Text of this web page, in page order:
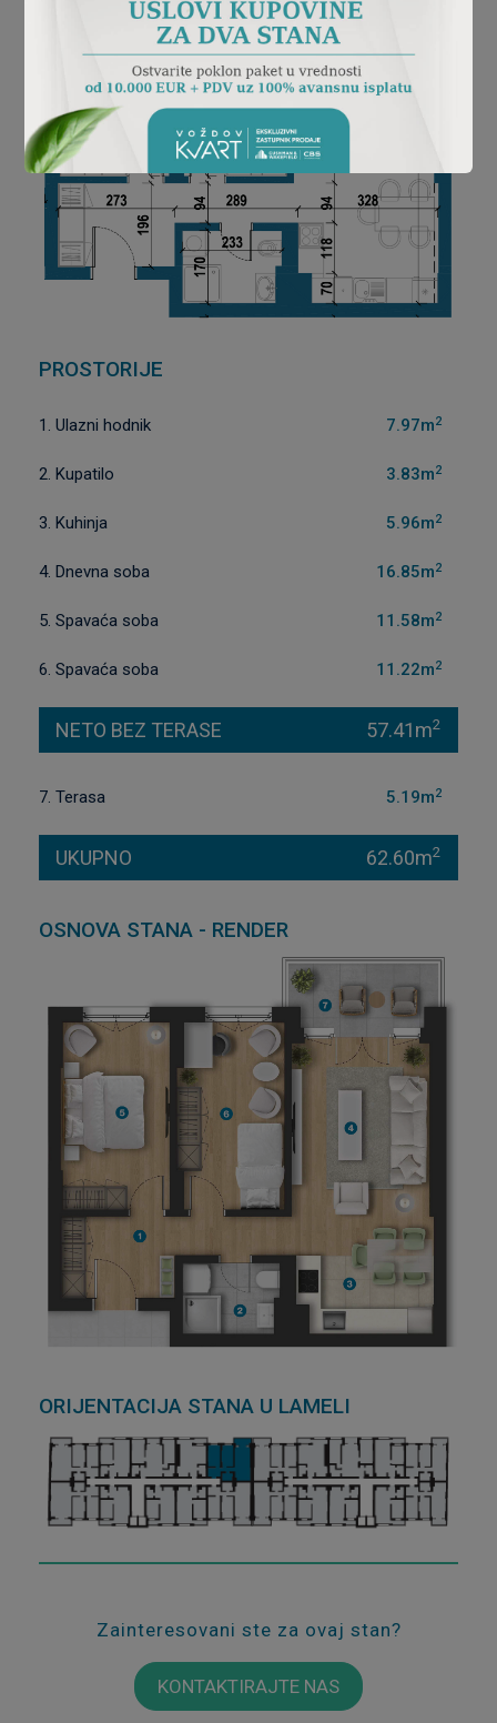
PROSTORIJE
1. Ulazni hodnik 7.97m2
2. Kupatilo 3.83m2
3. Kuhinja 5.96m2
4. Dnevna soba 16.85m2
5. Spavaća soba 11.58m2
6. Spavaća soba 11.22m2
NETO BEZ TERASE 57.41m2
7. Terasa 5.19m2
UKUPNO 62.60m2
OSNOVA STANA - RENDER
ORIJENTACIJA STANA U LAMELI
Zainteresovani ste za ovaj stan?
KONTAKTIRAJTE NAS